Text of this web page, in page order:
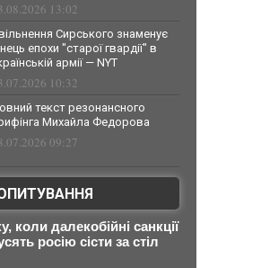
13:02
Сирського знаменує
епохи "старої гвардії" в
армії — NYT
10:32
текст резонансного
Михайла Федорова
09:27
коли далекобійні санкції
росію сісти за стіл